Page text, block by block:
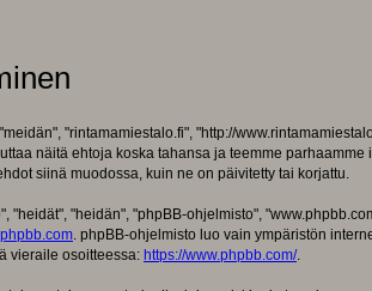
"rintamamiestalo.fi", "http://
näitä ehtoja koska tahansa ja teemme
siinä muodossa, kuin ne on päivitetty tai korjattu.
"heidän", "phpBB-ohjelmisto",
. phpBB-ohjelmisto luo vain ympäristön
vieraile osoitteessa: https://www.phpbb.com/.